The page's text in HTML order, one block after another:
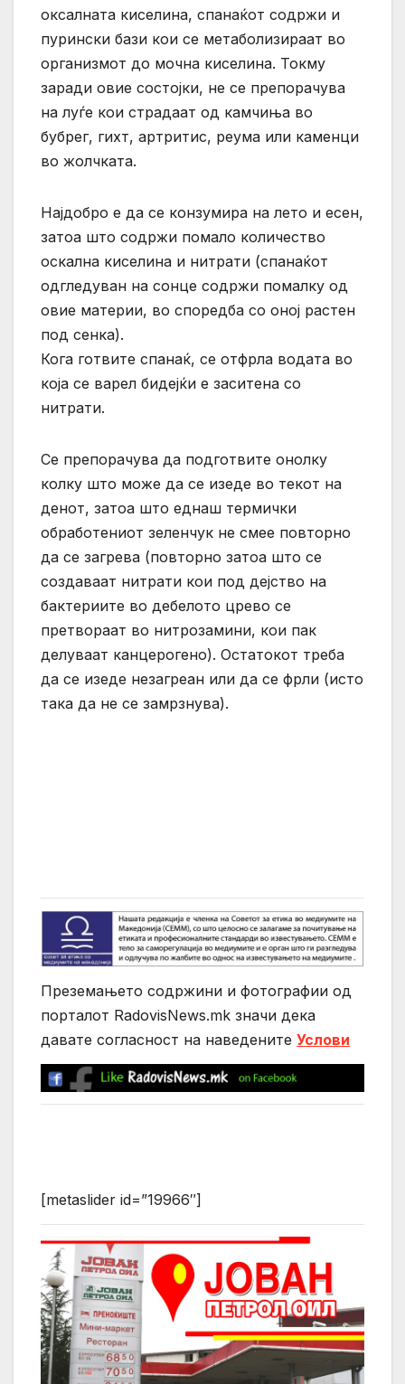
оксалната киселина, спанаќот содржи и
пурински бази кои се метаболизираат во
организмот до мочна киселина. Токму
заради овие состојки, не се препорачува
на луѓе кои страдаат од камчиња во
бубрег, гихт, артритис, реума или каменци
во жолчката.
Најдобро е да се конзумира на лето и есен,
затоа што содржи помало количество
оскална киселина и нитрати (спанаќот
одгледуван на сонце содржи помалку од
овие материи, во споредба со оној растен
под сенка).
Кога готвите спанаќ, се отфрла водата во
која се варел бидејќи е заситена со
нитрати.
Се препорачува да подготвите онолку
колку што може да се изеде во текот на
денот, затоа што еднаш термички
обработениот зеленчук не смее повторно
да се загрева (повторно затоа што се
создаваат нитрати кои под дејство на
бактериите во дебелото црево се
претвораат во нитрозамини, кои пак
делуваат канцерогено). Остатокот треба
да се изеде незагреан или да се фрли (исто
така да не се замрзнува).
Преземањето содржини и фотографии од
порталот RadovisNews.mk значи дека
давате согласност на нaведените Услови
[metaslider id=”19966″]